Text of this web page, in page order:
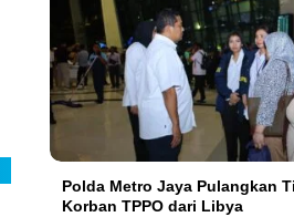
Polda Metro Jaya Pulangkan
Korban TPPO dari Libya